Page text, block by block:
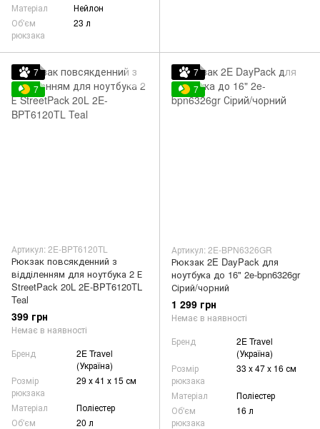
Матеріал
Нейлон
Об'єм
рюкзака
23 л
7
7
Артикул: 2E-BPT6120TL
Рюкзак повсякденний з
відділенням для ноутбука 2 Е
StreetPack 20L 2E-BPT6120TL
Teal
399 грн
Немає в наявності
Бренд
2E Travel
(Україна)
Розмір
рюкзака
29 х 41 х 15 см
Матеріал
Поліестер
Об'єм
20 л
7
7
Артикул: 2E-BPN6326GR
Рюкзак 2E DayPack для
ноутбука до 16" 2e-bpn6326gr
Сірий/чорний
1 299 грн
Немає в наявності
Бренд
2E Travel
(Україна)
Розмір
рюкзака
33 x 47 x 16 см
Матеріал
Поліестер
Об'єм
рюкзака
16 л